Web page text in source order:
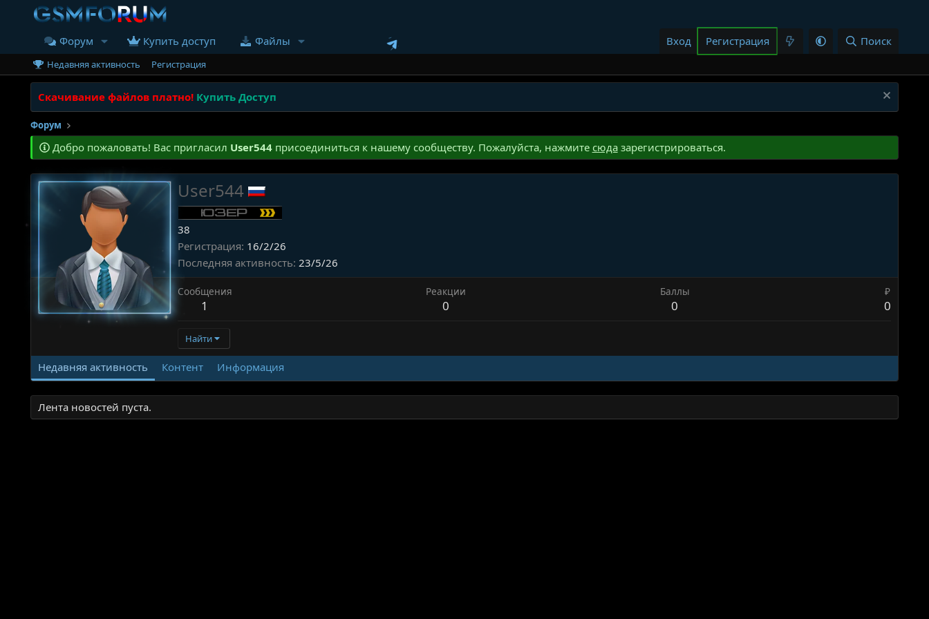
Форум Купить доступ Файлы Вход Регистрация Поиск
Недавняя активность Регистрация
Скачивание файлов платно! Купить Доступ
Форум
Добро пожаловать! Вас пригласил User544присоединиться к нашему сообществу. Пожалуйста, нажмите сюдазарегистрироваться.
User544
38
Регистрация 16/2/26
Последняя активность 23/5/26
Сообщения
1
Реакции
0
Баллы
0
₽
0
Найти
Недавняя активность Контент Информация
Лента новостей пуста.